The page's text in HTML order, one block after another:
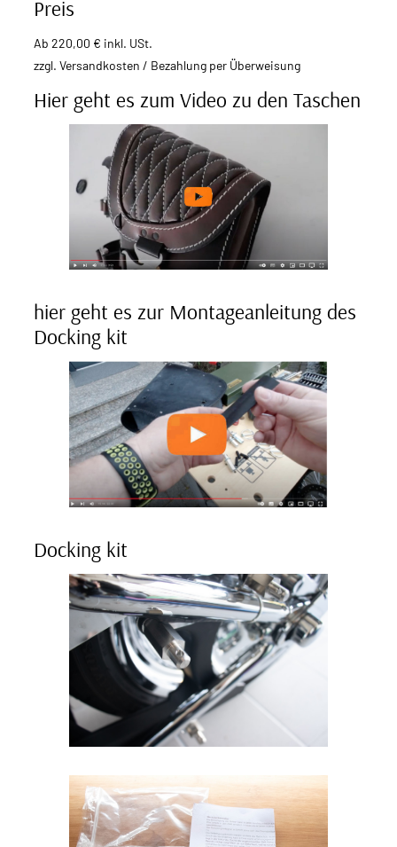
Preis
Ab 220,00 € inkl. USt.
zzgl. Versandkosten / Bezahlung per Überweisung
Hier geht es zum Video zu den Taschen
hier geht es zur Montageanleitung des
Docking kit
Docking kit